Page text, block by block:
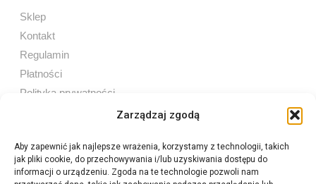
Zarządzaj zgodą
Aby zapewnić jak najlepsze wrażenia, korzystamy z technologii, takich
jak pliki cookie, do przechowywania i/lub uzyskiwania dostępu do
informacji o urządzeniu. Zgoda na te technologie pozwoli nam
Sklep
Kontakt
Regulamin
Płatności
Polityka prywatności
Sprzedaż internetowa
Tel:605 603 753